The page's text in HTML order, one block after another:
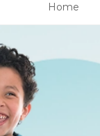
Home